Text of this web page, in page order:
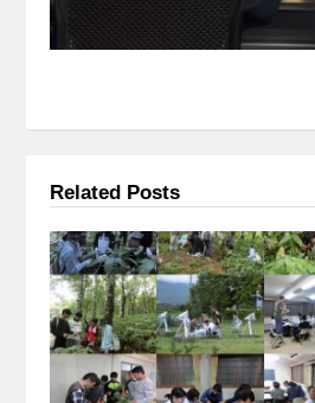
Related Posts